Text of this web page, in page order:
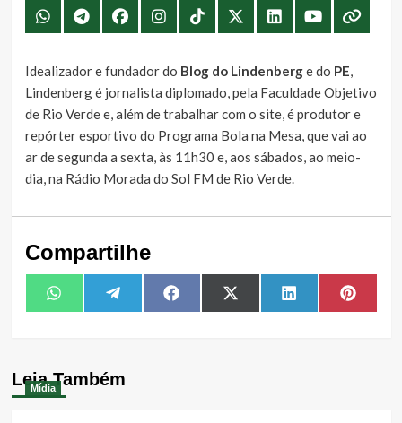
Idealizador e fundador do Blog do Lindenberge do PE,
Lindenberg é jornalista diplomado, pela Faculdade Objetivo
de Rio Verde e, além de trabalhar com o site, é produtor e
repórter esportivo do Programa Bola na Mesa, que vai ao
ar de segunda a sexta, às 11h30 e, aos sábados, ao meio-
dia, na Rádio Morada do Sol FM de Rio Verde.
Compartilhe
Share
on
WhatsAppShare
on
TelegramShare
on
FacebookShare
on
X
(Twitter)
Share
on
LinkedIn Share
on
Leia Também
Mídia